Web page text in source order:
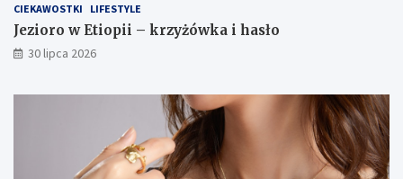
CIEKAWOSTKI LIFESTYLE
Jezioro w Etiopii – krzyżówka i hasło
30 lipca 2026